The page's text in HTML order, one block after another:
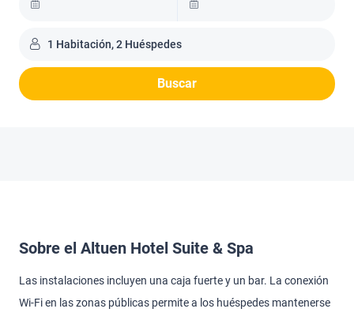
1 Habitación, 2 Huéspedes
Buscar
Sobre el Altuen Hotel Suite & Spa
Las instalaciones incluyen una caja fuerte y un bar. La conexión
Wi-Fi en las zonas públicas permite a los huéspedes mantenerse